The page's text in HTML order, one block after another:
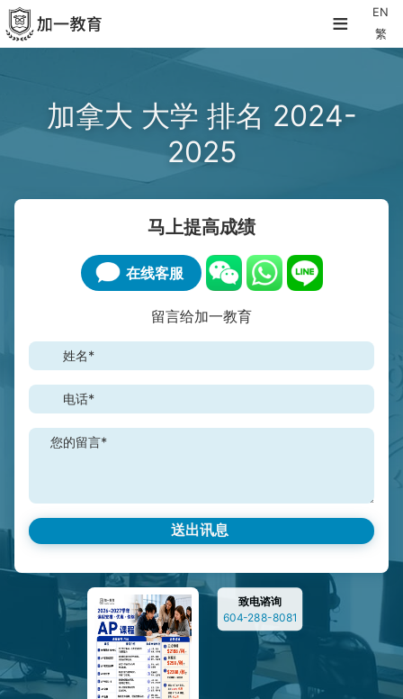
≡
EN
繁
加拿大 大学 排名 2024-
2025
马上提高成绩
在线客服
留言给加一教育
姓名*
电话*
您的留言*
致电谘询
604-288-8081